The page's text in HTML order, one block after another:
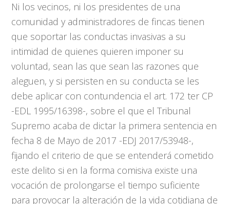
Ni los vecinos, ni los presidentes de una
comunidad y administradores de fincas tienen
que soportar las conductas invasivas a su
intimidad de quienes quieren imponer su
voluntad, sean las que sean las razones que
aleguen, y si persisten en su conducta se les
debe aplicar con contundencia el art. 172 ter CP
-EDL 1995/16398-, sobre el que el Tribunal
Supremo acaba de dictar la primera sentencia en
fecha 8 de Mayo de 2017 -EDJ 2017/53948-,
fijando el criterio de que se entenderá cometido
este delito si en la forma comisiva existe una
vocación de prolongarse el tiempo suficiente
para provocar la alteración de la vida cotidiana de